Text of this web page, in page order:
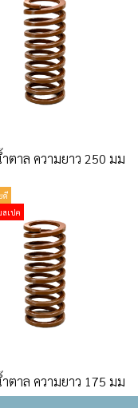
ตาล ความยาว 250 มม
ดี
เปค
ตาล ความยาว 175 มม